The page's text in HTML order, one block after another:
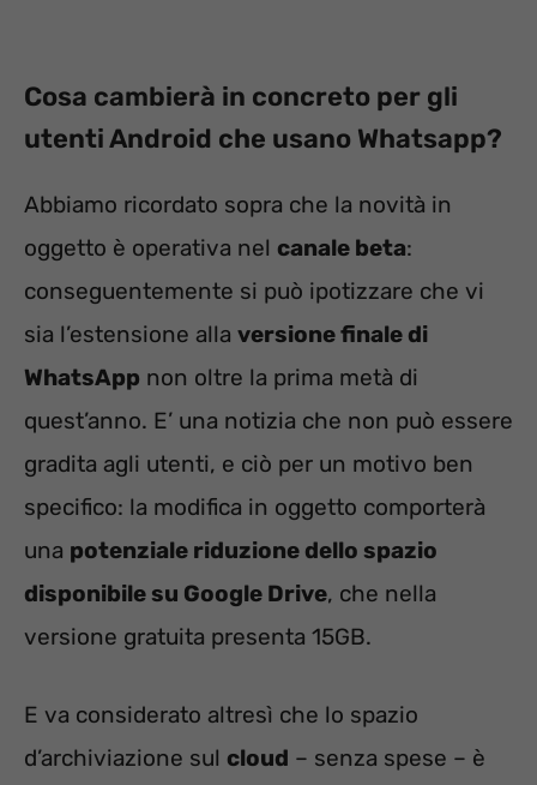
Cosa cambierà in concreto per gli
utenti Android che usano Whatsapp?
Abbiamo ricordato sopra che la novità in
oggetto è operativa nel canale beta:
conseguentemente si può ipotizzare che vi
sia l’estensione alla versione finale di
WhatsApp non oltre la prima metà di
quest’anno. E’ una notizia che non può essere
gradita agli utenti, e ciò per un motivo ben
specifico: la modifica in oggetto comporterà
una potenziale riduzione dello spazio
disponibile su Google Drive, che nella
versione gratuita presenta 15GB.
E va considerato altresì che lo spazio
d’archiviazione sul cloud – senza spese – è